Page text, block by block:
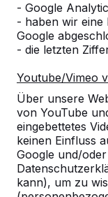
- Google
- haben wir eine
Google
- die letzten
Youtube/Vimeo
Über unsere
von YouTube
eingebettetes
keinen Einfluss
Google und/
kann), um zu
Spieltische für
Spielspaß im
wetterbeständig,
außerordentlich
Wahl.